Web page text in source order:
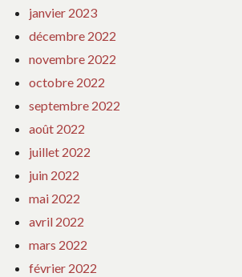
janvier 2023
décembre 2022
novembre 2022
octobre 2022
septembre 2022
août 2022
juillet 2022
juin 2022
mai 2022
avril 2022
mars 2022
février 2022